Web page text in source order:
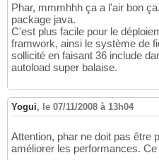
Phar, mmmhhh ça a l'air bon
package java.
C'est plus facile pour le
framwork, ainsi le système de
sollicité en faisant 36 include
autoload super balaise.
Yogui, le 07/11/2008 à 13h04
Attention, phar ne doit pas être
améliorer les performances.